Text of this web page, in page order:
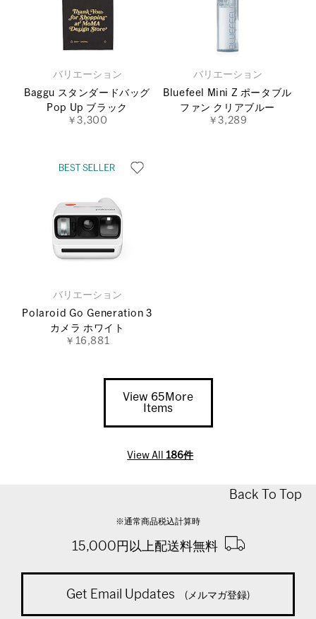
バリエーション
Baggu スタンダードバッグ
Pop Up ブラック
￥3,300
バリエーション
Bluefeel Mini Z ポータブル
ファン クリアブルー
￥3,289
バリエーション
Polaroid Go Generation 3
カメラ ホワイト
￥16,881
View 65More
Items
View All186件
Back To Top
※通常商品税込計算時
15,000円以上配送料無料
Get Email Updates (メルマガ登録)